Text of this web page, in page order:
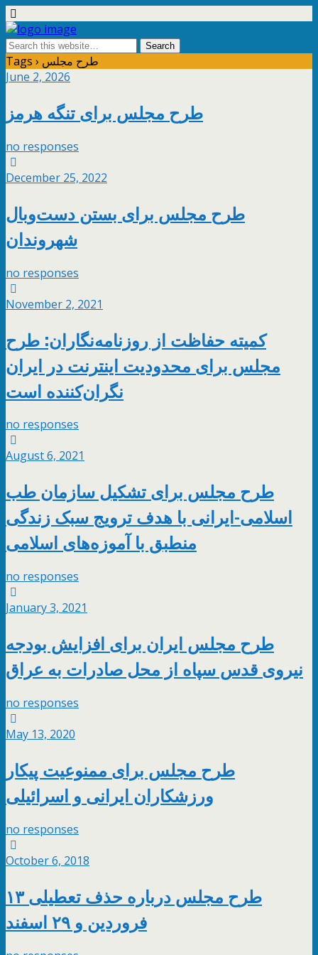
Tags › طرح مجلس
June 2, 2026
طرح مجلس برای تنگه هرمز
no responses
December 25, 2022
طرح مجلس برای بستن دست‌وبال
شهروندان
no responses
November 2, 2021
کمیته حفاظت از روزنامه‌نگاران: طرح
مجلس برای محدودیت اینترنت در ایران
نگران‌کننده است
no responses
August 6, 2021
طرح مجلس برای تشکیل سازمان طب
اسلامی‌-ایرانی با هدف ترویج سبک زندگی
منطبق با آموزه‌‌های اسلامی
no responses
January 3, 2021
طرح مجلس ایران برای افزایش بودجه
نیروی قدس سپاه از محل صادرات به عراق
no responses
May 13, 2020
طرح مجلس برای ممنوعیت پیکار
ورزشکاران ایرانی و اسرائیلی
no responses
October 6, 2018
طرح مجلس درباره حذف تعطیلی ۱۳
فروردین و ۲۹ اسفند